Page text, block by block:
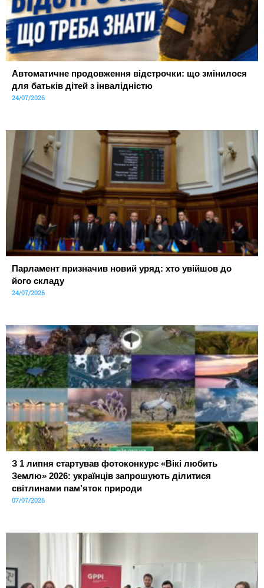
Автоматичне продовження відстрочки: що змінилося
для батьків дітей з інвалідністю
24/07/2026
Парламент призначив новий уряд: хто увійшов до
його складу
24/07/2026
З 1 липня стартував фотоконкурс «Вікі любить
Землю» 2026: українців запрошують ділитися
світлинами пам’яток природи
07/07/2026